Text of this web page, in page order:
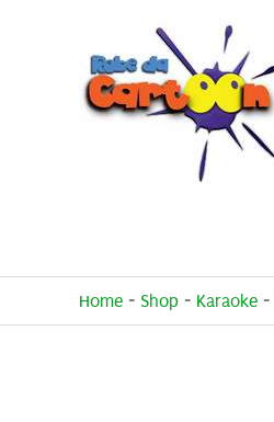
Home - Shop - Karaoke -